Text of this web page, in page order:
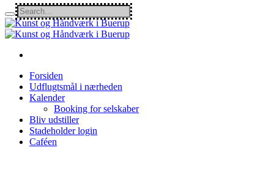
Forsiden
Udflugtsmål i nærheden
Kalender
Booking for selskaber
Bliv udstiller
Stadeholder login
Caféen